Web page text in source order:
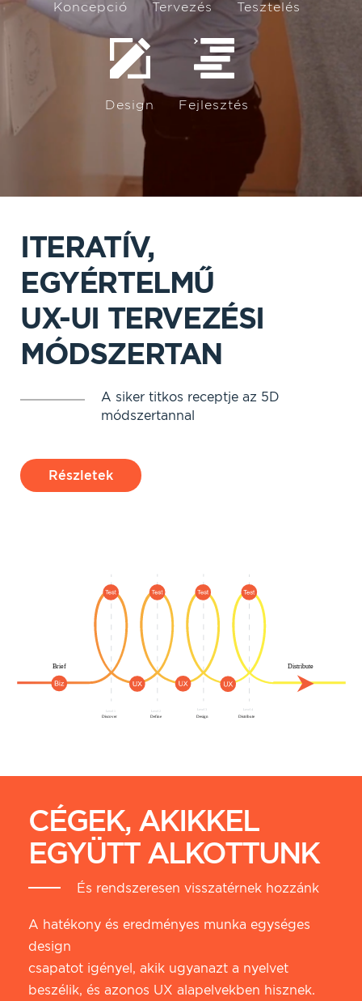
Koncepció Tervezés Tesztelés
Design Fejlesztés
ITERATÍV,
EGYÉRTELMŰ
UX-UI TERVEZÉSI
MÓDSZERTAN
A siker titkos receptje az 5D
módszertannal
Részletek
CÉGEK, AKIKKEL
EGYÜTT ALKOTTUNK
És rendszeresen visszatérnek hozzánk
A hatékony és eredményes munka egységes
design
csapatot igényel, akik ugyanazt a nyelvet
beszélik, és azonos UX alapelvekben hisznek.
Vagy egyszerűen csak hívj fel minket!
+36 70 280 3513